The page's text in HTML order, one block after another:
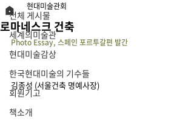
전체 게시물
세계의미술관
현대미술감상
한국현대미술의 기수들
회원기고
책소개
로마네스크 건축
현대미술관회
Photo Essay, 스페인 포르투갈편 발간
김종성 (서울건축 명예사장)